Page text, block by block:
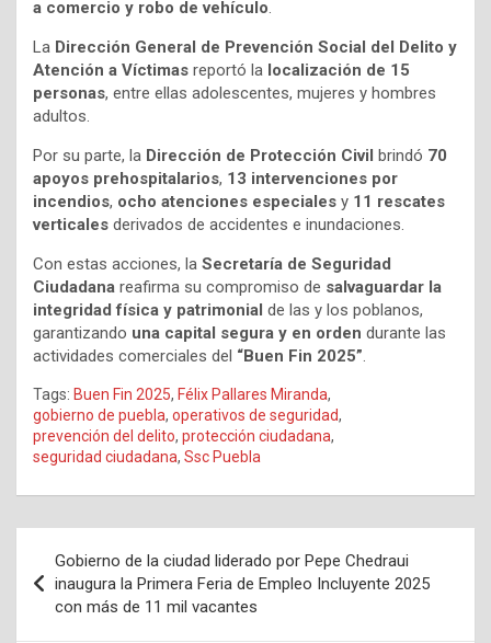
a comercio y robo de vehículo.
La Dirección General de Prevención Social del Delito y
Atención a Víctimas reportó la localización de 15
personas, entre ellas adolescentes, mujeres y hombres
adultos.
Por su parte, la Dirección de Protección Civil brindó 70
apoyos prehospitalarios, 13 intervenciones por
incendios, ocho atenciones especiales y 11 rescates
verticales derivados de accidentes e inundaciones.
Con estas acciones, la Secretaría de Seguridad
Ciudadana reafirma su compromiso de salvaguardar la
integridad física y patrimonial de las y los poblanos,
garantizando una capital segura y en orden durante las
actividades comerciales del “Buen Fin 2025”.
Tags: Buen Fin 2025, Félix Pallares Miranda,
gobierno de puebla, operativos de seguridad,
prevención del delito, protección ciudadana,
seguridad ciudadana, Ssc Puebla
de
entradas
Gobierno de la ciudad liderado por Pepe Chedraui
inaugura la Primera Feria de Empleo Incluyente 2025
con más de 11 mil vacantes